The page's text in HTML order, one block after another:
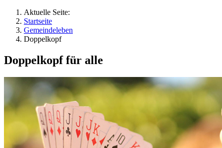
Aktuelle Seite:
Startseite
Gemeindeleben
Doppelkopf
Doppelkopf für alle